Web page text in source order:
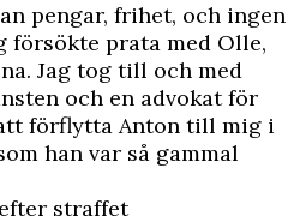
pengar, frihet, och ingen
försökte prata med Olle,
Jag tog till och med
och en advokat för
förflytta Anton till mig i
han var så gammal
straffet